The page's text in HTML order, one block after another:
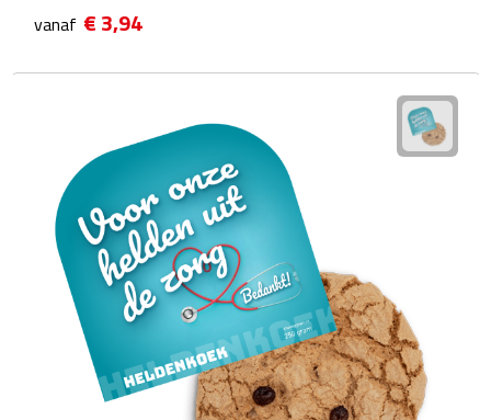
Waterflesjes
Glazen & karaffen
Dubbelwandige glazen
Bierglazen
Champagneglazen
Cocktailglazen
vanaf € 3,94